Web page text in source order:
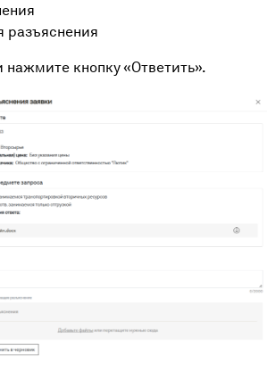
разъяснения
кнопку «Ответить».